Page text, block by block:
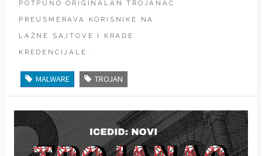
POTPUNO ORIGINALAN TROJANAC
PREUSMERAVA KORISNIKE NA
LAŽNE SAJTOVE I KRADE
KREDENCIJALE.
MALWARE TROJAN